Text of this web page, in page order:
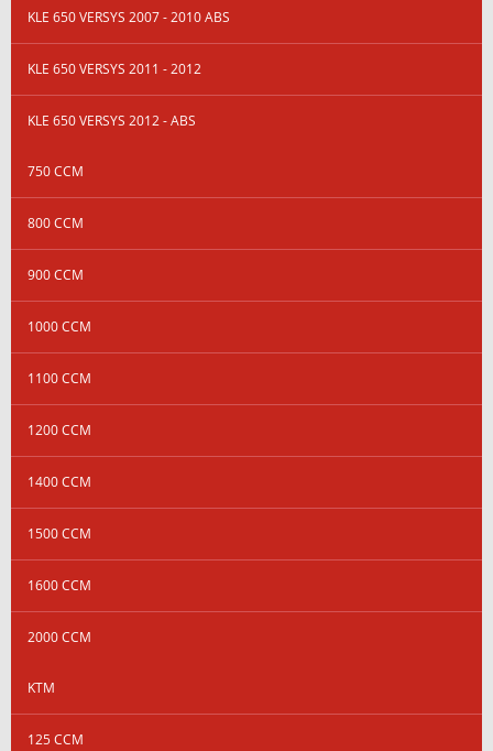
KLE 650 VERSYS 2007 - 2010 ABS
KLE 650 VERSYS 2011 - 2012
KLE 650 VERSYS 2012 - ABS
750 CCM
800 CCM
900 CCM
1000 CCM
1100 CCM
1200 CCM
1400 CCM
1500 CCM
1600 CCM
2000 CCM
KTM
125 CCM